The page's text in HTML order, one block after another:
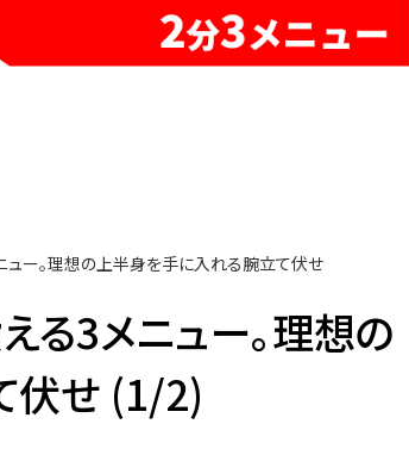
ュー。理想の上半身を手に入れる腕立て伏せ
る3メニュー。理想の
伏せ (1/2)